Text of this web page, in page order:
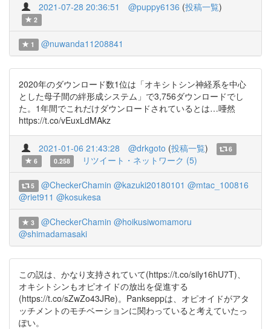
2021-07-28 20:36:51 @puppy6136 (投稿一覧)
2
1 @nuwanda11208841
2020年のダウンロード数1位は「オキシトシン神経系を中心
とした母子間の絆形成システム」で3,756ダウンロードでし
た。1年間でこれだけダウンロードされているとは…唖然
https://t.co/vEuxLdMAkz
2021-01-06 21:43:28 @drkgoto (投稿一覧)
6
6
0.258 リツイート・ネットワーク (5)
5 @CheckerChamin @kazuki20180101 @mtac_100816
@riet911 @kosukesa
3 @CheckerChamin @hoikusiwomamoru
@shimadamasaki
この説は、かなり支持されていて(https://t.co/sily16hU7T)、
オキシトシンもオピオイドの放出を促進する
(https://t.co/sZwZo43JRe)。Pankseppは、オピオイドがアタ
ッチメントのモチベーションに関わっていると考えていたっ
ぽい。